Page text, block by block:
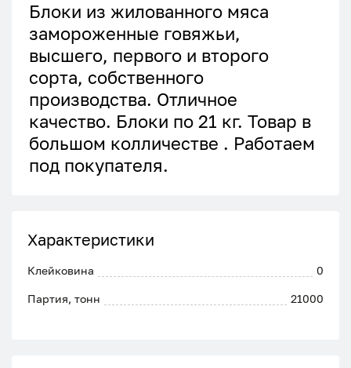
Блоки из жилованного мяса
замороженные говяжьи,
высшего, первого и второго
сорта, собственного
производства. Отличное
качество. Блоки по 21 кг. Товар в
большом колличестве . Работаем
под покупателя.
Характеристики
Клейковина 0
Партия, тонн 21000